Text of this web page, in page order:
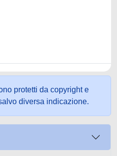
protetti da copyright e
diversa indicazione.